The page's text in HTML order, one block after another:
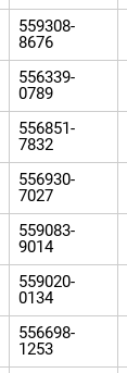
559308-
8676
556339-
0789
556851-
7832
556930-
7027
559083-
9014
559020-
0134
556698-
1253